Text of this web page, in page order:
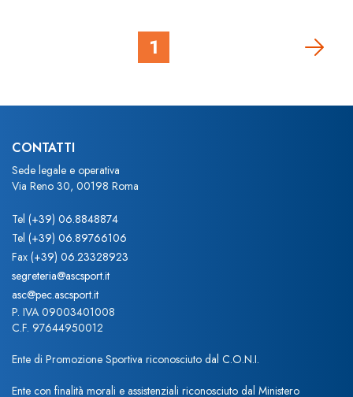
1
CONTATTI
Sede legale e operativa
Via Reno 30, 00198 Roma
Tel (+39) 06.8848874
Tel (+39) 06.89766106
Fax (+39) 06.23328923
segreteria@ascsport.it
asc@pec.ascsport.it
P. IVA 09003401008
C.F. 97644950012
Ente di Promozione Sportiva riconosciuto dal C.O.N.I.
Ente con finalità morali e assistenziali riconosciuto dal Ministero